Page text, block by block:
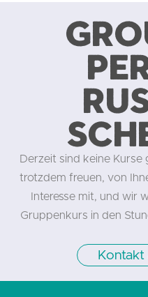
Kontakt
Derzeit sind keine
trotzdem freuen, von
Interesse mit, und wir
Gruppenkurs in den